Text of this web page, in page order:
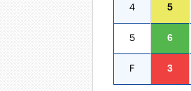
４ 5
５ 6
Ｆ 3